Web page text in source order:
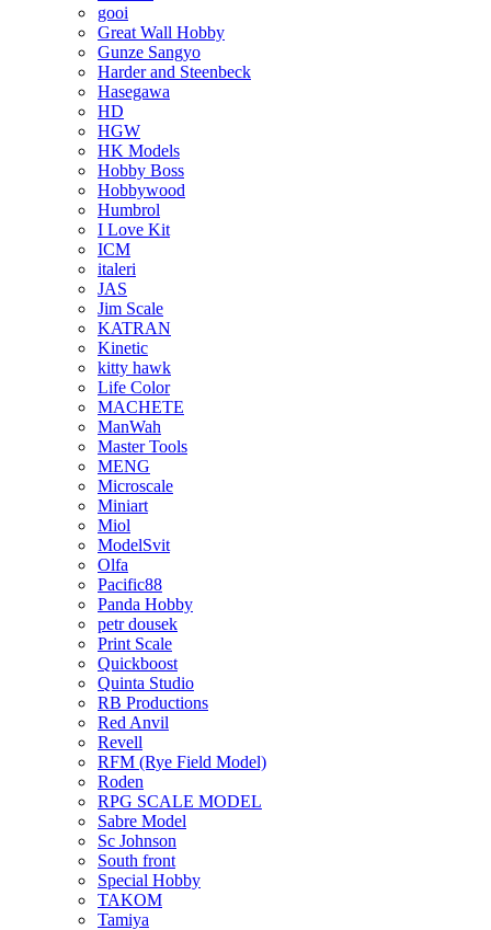
gooi
Great Wall Hobby
Gunze Sangyo
Harder and Steenbeck
Hasegawa
HD
HGW
HK Models
Hobby Boss
Hobbywood
Humbrol
I Love Kit
ICM
italeri
JAS
Jim Scale
KATRAN
Kinetic
kitty hawk
Life Color
MACHETE
ManWah
Master Tools
MENG
Microscale
Miniart
Miol
ModelSvit
Olfa
Pacific88
Panda Hobby
petr dousek
Print Scale
Quickboost
Quinta Studio
RB Productions
Red Anvil
Revell
RFM (Rye Field Model)
Roden
RPG SCALE MODEL
Sabre Model
Sc Johnson
South front
Special Hobby
TAKOM
Tamiya